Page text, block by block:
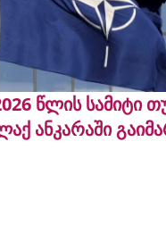
წლის სამიტი
ანკარაში